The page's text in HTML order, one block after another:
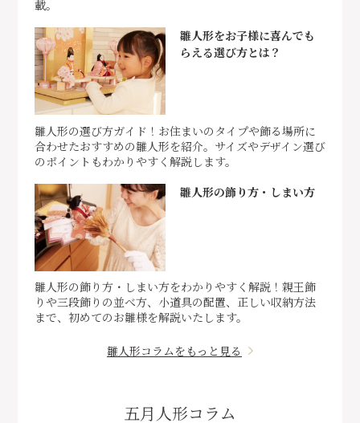
載。
雛人形をお子様に喜んでも
らえる選び方とは？
雛人形の選び方ガイド！お住まいのタイプや飾る場所に
合わせたおすすめの雛人形を紹介。サイズやデザイン選び
のポイントもわかりやすく解説します。
雛人形の飾り方・しまい方
雛人形の飾り方・しまい方をわかりやすく解説！親王飾
りや三段飾りの並べ方、小道具の配置、正しい収納方法
まで、初めてのお雛様を解説いたします。
雛人形コラムをもっと見る
五月人形コラム